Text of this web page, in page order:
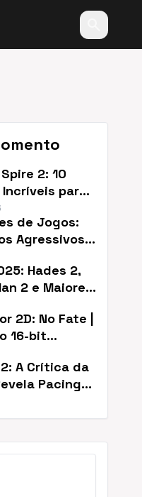
2: 10
para
Jogo
de Jogos:
Agressivos e
Hades 2,
2 e Maiores
do Ano
2D: No Fate |
16-bit
T2
A Crítica da
Pacing